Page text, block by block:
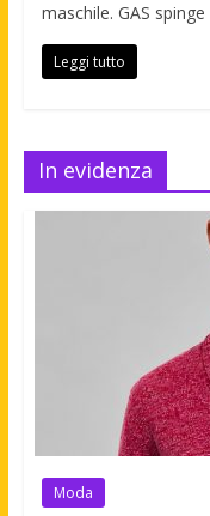
maschile. GAS
Leggi tutto
In evidenza
Moda